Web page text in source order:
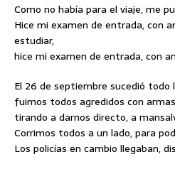
Como no había para el viaje, me
Hice mi examen de entrada, con
estudiar,
hice mi examen de entrada, con
El 26 de septiembre sucedió todo
fuimos todos agredidos con
tirando a darnos directo, a
Corrimos todos a un lado, para
Los policías en cambio llegaban,